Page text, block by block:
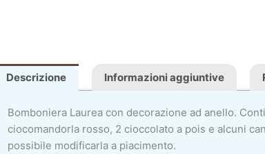
Descrizione Informazioni aggiuntive
Bomboniera Laurea con decorazione ad anello.
ciocomandorla rosso, 2 cioccolato a pois e alcuni
possibile modificarla a piacimento.